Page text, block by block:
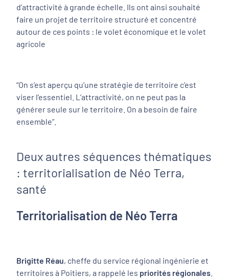
d’attractivité à grande échelle. Ils ont ainsi souhaité
faire un projet de territoire structuré et concentré
autour de ces points : le volet économique et le volet
agricole
“On s’est aperçu qu’une stratégie de territoire c’est
viser l’essentiel. L’attractivité, on ne peut pas la
générer seule sur le territoire. On a besoin de faire
ensemble”
Deux autres séquences thématiques
: territorialisation de Néo Terra,
santé
Territorialisation de Néo Terra
Brigitte Réau, cheffe du service régional ingénierie et
territoires à Poitiers, a rappelé les priorités régionales